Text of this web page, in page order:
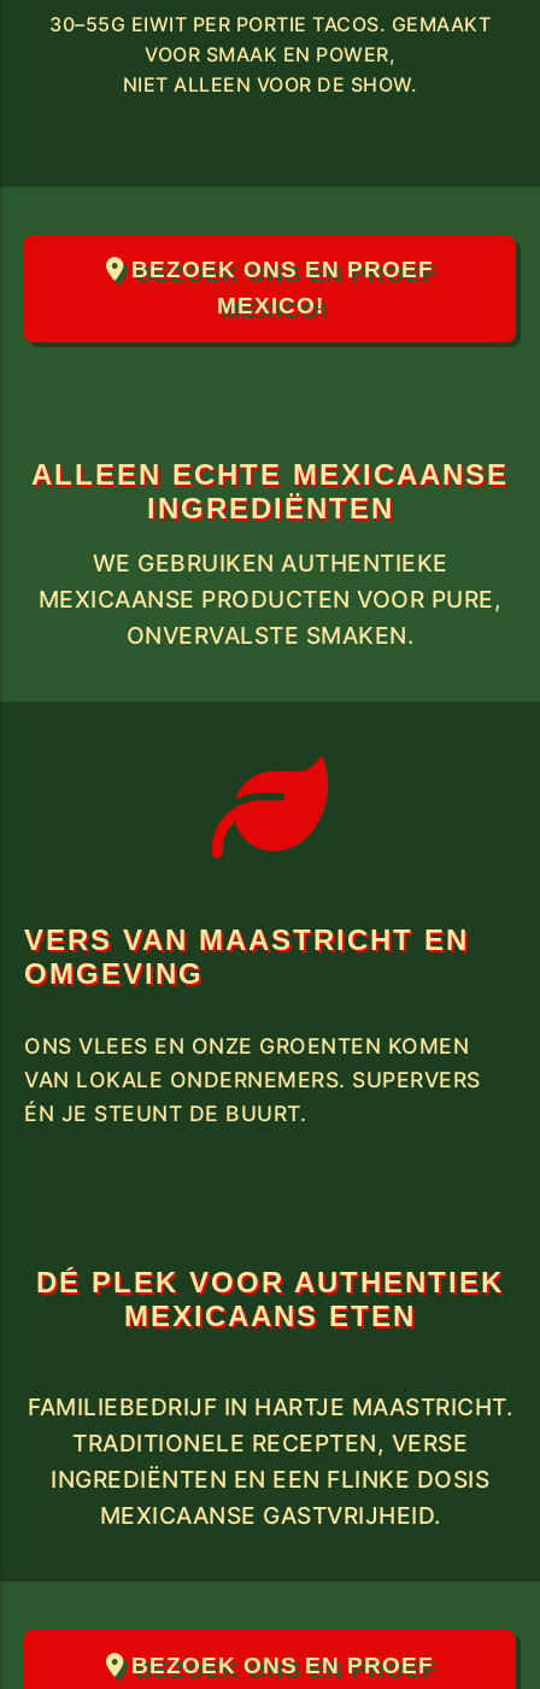
30–55G EIWIT PER PORTIE TACOS. GEMAAKT
VOOR SMAAK EN POWER,
NIET ALLEEN VOOR DE SHOW.
BEZOEK ONS EN PROEF
MEXICO!
ALLEEN ECHTE MEXICAANSE
INGREDIËNTEN
WE GEBRUIKEN AUTHENTIEKE
MEXICAANSE PRODUCTEN VOOR PURE,
ONVERVALSTE SMAKEN.
VERS VAN MAASTRICHT EN
OMGEVING
ONS VLEES EN ONZE GROENTEN KOMEN
VAN LOKALE ONDERNEMERS. SUPERVERS
ÉN JE STEUNT DE BUURT.
DÉ PLEK VOOR AUTHENTIEK
MEXICAANS ETEN
FAMILIEBEDRIJF IN HARTJE MAASTRICHT.
TRADITIONELE RECEPTEN, VERSE
INGREDIËNTEN EN EEN FLINKE DOSIS
BEZOEK ONS EN PROEF